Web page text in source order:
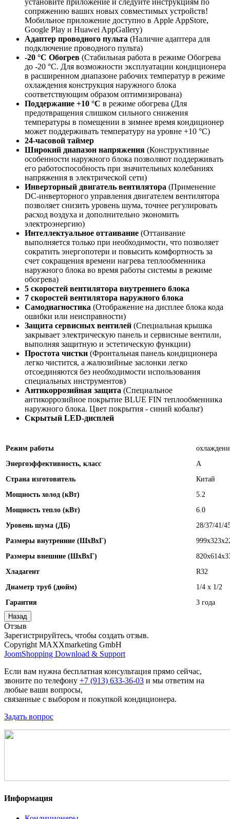
сопряжению ваших новых совместимых устройств!
Мобильное приложение доступно в Apple AppStore,
Google Play и Huawei AppGallery)
Адаптер проводного пульта (Наличие адаптера для
подключение проводного пульта)
-20 °C Обогрев (Стабильная работа в режиме Обогрева
до -20 °С. Для возможности эксплуатации кондиционера
в расширенном диапазоне рабочих температур в режиме
охлаждения конструкция наружного блока
соответствующим образом оптимизирована)
Поддержание +10 °С в режиме обогрева (Для
предотвращения слишком сильного снижения
температуры в помещении в зимнее время кондиционер
может поддерживать температуру на уровне +10 °С)
24-часовой таймер
Широкий диапазон напряжения (Конструктивные
особенности наружного блока позволяют поддерживать
его работоспособность при значительных колебаниях
напряжения в электрической сети)
Инверторный двигатель вентилятора (Применение
DC-инверторного управления двигателем вентилятора
позволяет снизить уровень шума, точнее регулировать
расход воздуха и дополнительно экономить
электроэнергию)
Интеллектуальное оттаивание (Оттаивание
выполняется только при необходимости, что позволяет
сократить энергопотери и повысить комфортность за
счет сокращения времени нагрева теплообменника
наружного блока во время работы системы в режиме
обогрева)
5 скоростей вентилятора внутреннего блока
7 скоростей вентилятора наружного блока
Самодиагностика (Отображение на дисплее блока кода
ошибки или неисправности)
Защита сервисных вентилей (Специальная крышка
закрывает электрическую панель и сервисные вентили,
выполняя защитную и эстетическую функции)
Простота чистки (Фронтальная панель кондиционера
легко чистится, а жалюзийные заслонки легко
отсоединяются без необходимости использования
специальных инструментов)
Антикоррозийная защита (Специальное
антикоррозийное покрытие BLUE FIN теплообменника
наружного блока. Цвет покрытия - синий кобальт)
Скрытый LED-дисплей
Режим работы
Энергоэффективность, класс
А
Страна изготовитель
Китай
Мощность холод (кВт)
5.2
Мощность тепло (кВт)
6.0
Уровень шума (ДБ)
28/37/41/
Размеры внутренние (ШхВхГ)
Размеры внешние (ШхВхГ)
Хладагент
R32
Диаметр труб (дюйм)
1/4 x 1/2
Гарантия
3 года
Отзыв
Зарегистрируйтесь, чтобы создать отзыв.
Copyright MAXXmarketing GmbH
JoomShopping Download & Support
Если вам нужна бесплатная консультация прямо сейчас,
звоните по телефону +7 (913) 633-36-03 и мы ответим на
любые ваши вопросы,
связанные с выбором и покупкой кондиционера.
Задать вопрос
Информация